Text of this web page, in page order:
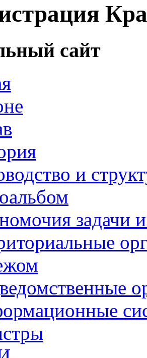
сайт
и
задачи